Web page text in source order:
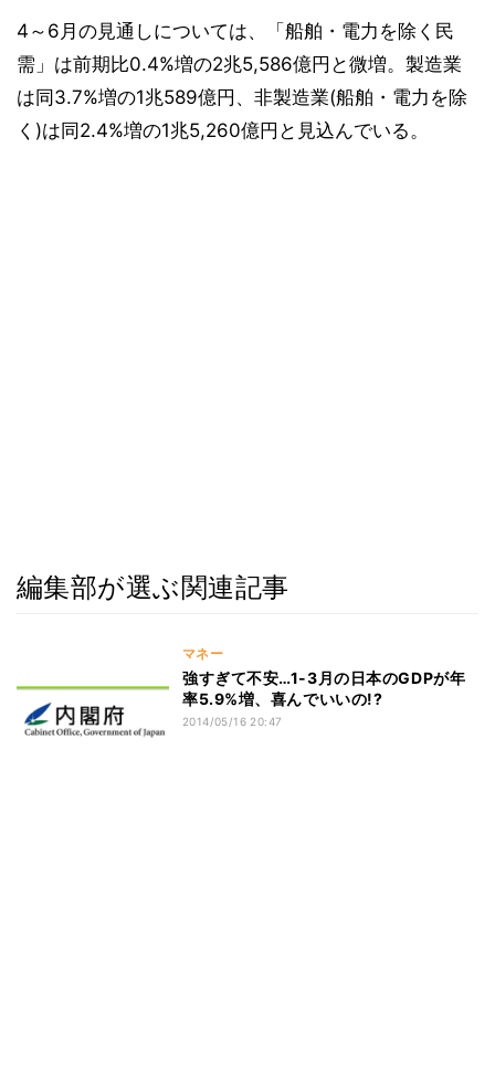
4～6月の見通しについては、「船舶・電力を除く民
需」は前期比0.4%増の2兆5,586億円と微増。製造業
は同3.7%増の1兆589億円、非製造業(船舶・電力を除
く)は同2.4%増の1兆5,260億円と見込んでいる。
編集部が選ぶ関連記事
マネー
強すぎて不安…1-3月の日本のGDPが年
率5.9%増、喜んでいいの!?
2014/05/16 20:47